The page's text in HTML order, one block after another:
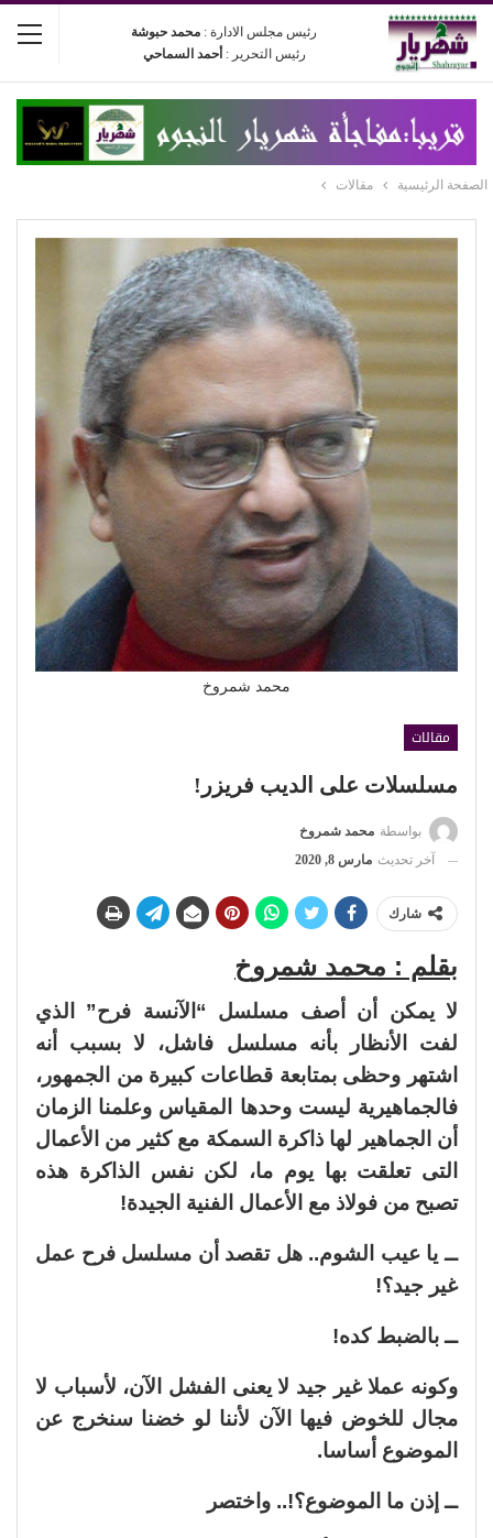
رئيس مجلس الادارة : محمد حبوشة
رئيس التحرير : أحمد السماحي
الصفحة الرئيسية مقالات
محمد شمروخ
مقالات
مسلسلات على الديب فريزر!
بواسطة محمد شمروخ
آخر تحديث مارس 8, 2020
شارك
بقلم : محمد شمروخ
لا يمكن أن أصف مسلسل “الآنسة فرح” الذي
لفت الأنظار بأنه مسلسل فاشل، لا بسبب أنه
اشتهر وحظى بمتابعة قطاعات كبيرة من الجمهور،
فالجماهيرية ليست وحدها المقياس وعلمنا الزمان
أن الجماهير لها ذاكرة السمكة مع كثير من الأعمال
التى تعلقت بها يوم ما، لكن نفس الذاكرة هذه
تصبح من فولاذ مع الأعمال الفنية الجيدة!
ــ يا عيب الشوم.. هل تقصد أن مسلسل فرح عمل
غير جيد؟!
ــ بالضبط كده!
وكونه عملا غير جيد لا يعنى الفشل الآن، لأسباب لا
مجال للخوض فيها الآن لأننا لو خضنا سنخرج عن
الموضوع أساسا.
ــ إذن ما الموضوع؟!.. واختصر